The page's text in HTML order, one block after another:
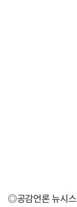
◎공감언론 뉴시스